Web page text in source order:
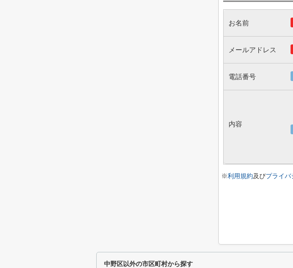
お名前
メールアドレス
電話番号
内容
※利用規約及びプライバ
中野区以外の市区町村から探す